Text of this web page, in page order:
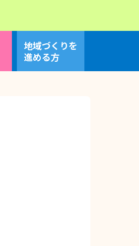
地域づくりを
進める方